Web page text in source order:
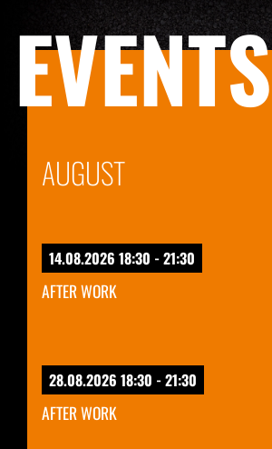
EVENTS
AUGUST
14.08.2026 18:30 - 21:30
AFTER WORK
28.08.2026 18:30 - 21:30
AFTER WORK